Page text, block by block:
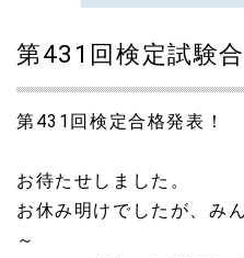
第431回検定試験
第431回検定合格発表！
お待たせしました。
お休み明けでしたが、み
～